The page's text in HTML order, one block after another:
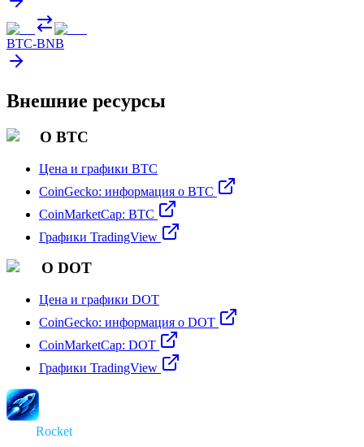
BTC-BNB
Внешние ресурсы
О BTC
Цена и графики BTC
CoinGecko: информация о BTC
CoinMarketCap: BTC
Графики TradingView
О DOT
Цена и графики DOT
CoinGecko: информация о DOT
CoinMarketCap: DOT
Графики TradingView
Rocket